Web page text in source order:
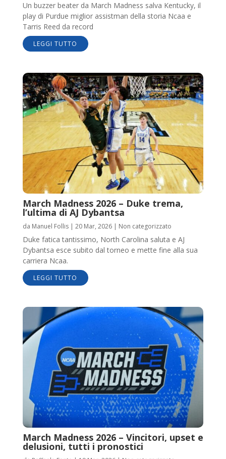
Un buzzer beater da March Madness salva Kentucky, il
play di Purdue miglior assistman della storia Ncaa e
Tarris Reed da record
LEGGI TUTTO
March Madness 2026 – Duke trema,
l’ultima di AJ Dybantsa
da Manuel Follis| 20 Mar, 2026| Non categorizzato
Duke fatica tantissimo, North Carolina saluta e AJ
Dybantsa esce subito dal torneo e mette fine alla sua
carriera Ncaa.
LEGGI TUTTO
March Madness 2026 – Vincitori, upset e
delusioni, tutti i pronostici